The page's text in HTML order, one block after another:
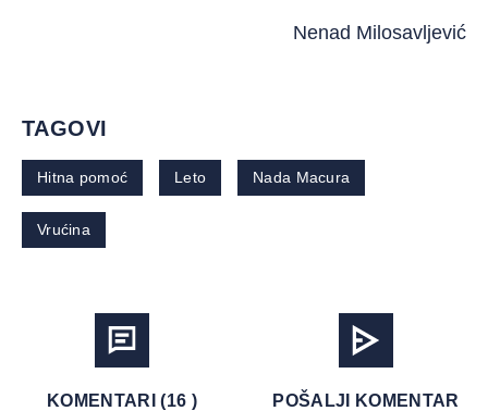
Nenad Milosavljević
TAGOVI
Hitna pomoć Leto Nada Macura
Vrućina
KOMENTARI (16 ) POŠALJI KOMENTAR